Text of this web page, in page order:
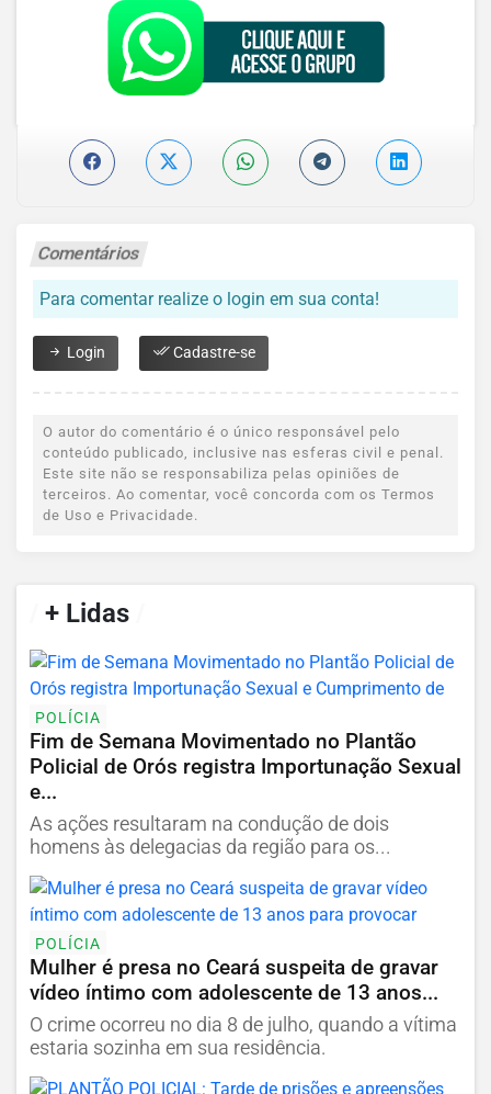
Comentários
Para comentar realize o login em sua conta!
Login Cadastre-se
O autor do comentário é o único responsável pelo
conteúdo publicado, inclusive nas esferas civil e penal.
Este site não se responsabiliza pelas opiniões de
terceiros. Ao comentar, você concorda com os Termos
de Uso e Privacidade.
+ Lidas
POLÍCIA
Fim de Semana Movimentado no Plantão
Policial de Orós registra Importunação Sexual
e...
As ações resultaram na condução de dois
homens às delegacias da região para os...
POLÍCIA
Mulher é presa no Ceará suspeita de gravar
vídeo íntimo com adolescente de 13 anos...
O crime ocorreu no dia 8 de julho, quando a vítima
estaria sozinha em sua residência.